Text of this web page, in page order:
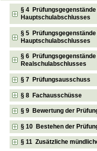
§ 4
Hauptschulabschlusses
§ 5
Hauptschulabschlusses
§ 6
Realschulabschlusses
§ 7 Prüfungsausschuss
§ 8 Fachausschüsse
§ 9 Bewertung der
§ 10 Bestehen der
§ 11 Zusätzliche